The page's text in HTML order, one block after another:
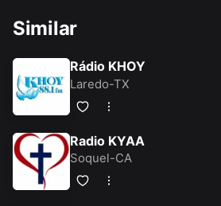
Similar
Rádio KHOY
Laredo-TX
Radio KYAA
Soquel-CA